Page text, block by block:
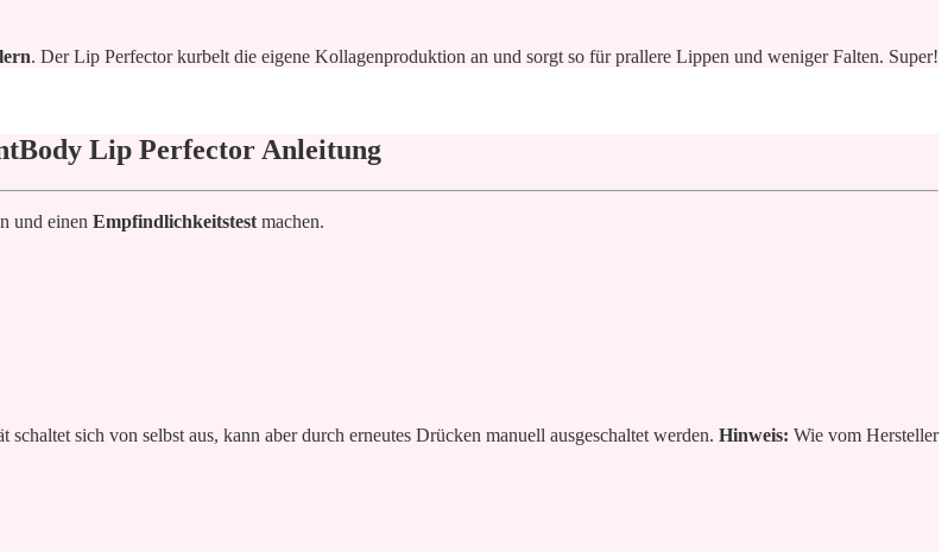
. Der Lip Perfector kurbelt die eigene Kollagenproduktion an und sorgt so für prallere Lippen und weniger Falten. Super!
Lip Perfector Anleitung
und einen Empfindlichkeitstest machen.
schaltet sich von selbst aus, kann aber durch erneutes Drücken manuell ausgeschaltet werden. Hinweis: Wie vom Hersteller